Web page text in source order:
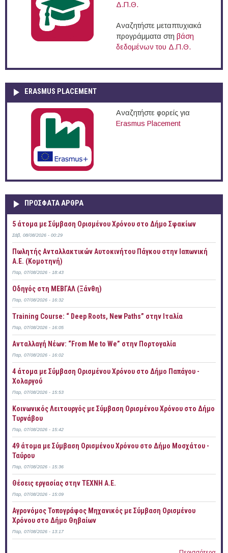
Δ.Π.Θ.
Αναζητήστε μεταπτυχιακά
προγράμματα στη βάση
δεδομένων του Δ.Π.Θ.
ERASMUS PLACEMENT
Αναζητήστε φορείς για
Erasmus Placement
ΠΡOΣΦΑΤΑ AΡΘΡΑ
5 άτομα με Σύμβαση Ορισμένου Χρόνου στο Δήμο Σφακίων
Σάβ, 08/08/2026 - 00:29
Πωλητής Ανταλλακτικών Αυτοκινήτου Πάγκου στην Ιαπωνική
Α.Ε. (Κομοτηνή)
Παρ, 07/08/2026 - 18:43
Οδηγός στη ΜΕΒΓΑΛ (Ξάνθη)
Παρ, 07/08/2026 - 16:32
Training Course: “ Deep Roots, New Paths” στην Ιταλία
Παρ, 07/08/2026 - 16:05
Ανταλλαγή Νέων: “From Me to We” στην Πορτογαλία
Παρ, 07/08/2026 - 16:02
4 άτομα με Σύμβαση Ορισμένου Χρόνου στο Δήμο Παπάγου -
Χολαργού
Παρ, 07/08/2026 - 15:53
Κοινωνικός Λειτουργός με Σύμβαση Ορισμένου Χρόνου στο Δήμο
Τυρνάβου
Παρ, 07/08/2026 - 15:42
49 άτομα με Σύμβαση Ορισμένου Χρόνου στο Δήμο Μοσχάτου -
Ταύρου
Παρ, 07/08/2026 - 15:36
Θέσεις εργασίας στην ΤΕΧΝΗ Α.Ε.
Παρ, 07/08/2026 - 15:09
Αγρονόμος Τοπογράφος Μηχανικός με Σύμβαση Ορισμένου
Χρόνου στο Δήμο Θηβαίων
Παρ, 07/08/2026 - 13:17